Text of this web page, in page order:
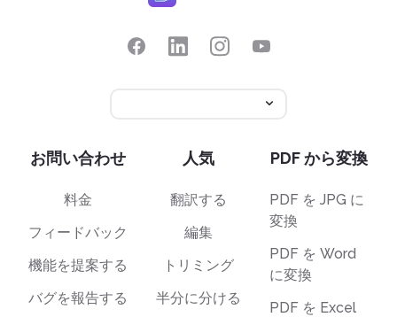
お問い合わせ
料金
フィードバック
機能を提案する
バグを報告する
人気
翻訳する
編集
トリミング
半分に分ける
PDF から変換
PDF を JPG に
変換
PDF を Word
に変換
PDF を Excel